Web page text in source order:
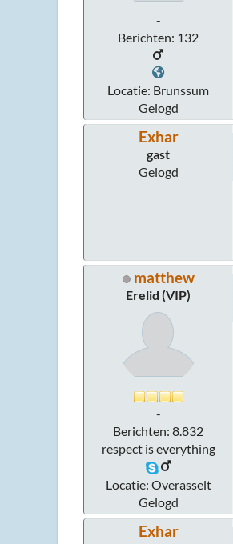
-
Berichten: 132
Locatie: Brunssum
Gelogd
Exhar
gast
Gelogd
matthew
Erelid (VIP)
-
Berichten: 8.832
respect is everything
Locatie: Overasselt
Gelogd
Exhar